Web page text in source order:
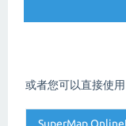
或者您可以直接使用